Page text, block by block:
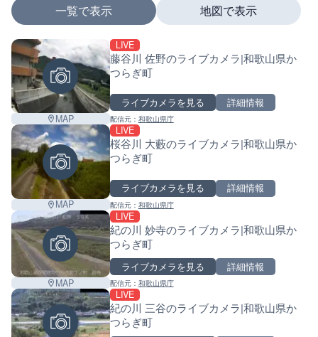
一覧で表示
MAP
LIVE
藤谷川 佐野のライブカメラ|和歌山県か
つらぎ町
ライブカメラを見る 詳細情報
配信元： 和歌山県庁
MAP
LIVE
桜谷川 大藪のライブカメラ|和歌山県か
つらぎ町
ライブカメラを見る 詳細情報
配信元： 和歌山県庁
MAP
LIVE
紀の川 妙寺のライブカメラ|和歌山県か
つらぎ町
ライブカメラを見る 詳細情報
配信元： 和歌山県庁
LIVE
紀の川 三谷のライブカメラ|和歌山県か
つらぎ町
地図で表示
+
−
マーカーをタップするとライブカメラの詳細が表示さ